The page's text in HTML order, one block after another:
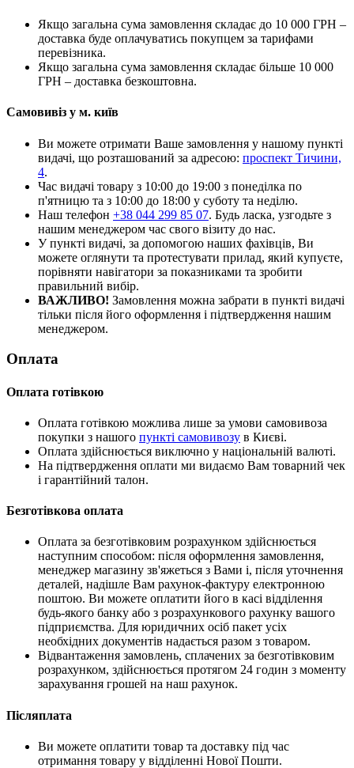
Якщо загальна сума замовлення складає до 10 000 ГРН –
доставка буде оплачуватись покупцем за тарифами
перевізника.
Якщо загальна сума замовлення складає більше 10 000
ГРН – доставка безкоштовна.
Самовивіз у м. київ
Ви можете отримати Ваше замовлення у нашому пункті
видачі, що розташований за адресою: проспект Тичини,
4.
Час видачі товару з 10:00 до 19:00 з понеділка по
п'ятницю та з 10:00 до 18:00 у суботу та неділю.
Наш телефон +38 044 299 85 07. Будь ласка, узгодьте з
нашим менеджером час свого візиту до нас.
У пункті видачі, за допомогою наших фахівців, Ви
можете оглянути та протестувати прилад, який купуєте,
порівняти навігатори за показниками та зробити
правильний вибір.
ВАЖЛИВО! Замовлення можна забрати в пункті видачі
тільки після його оформлення і підтвердження нашим
менеджером.
Оплата
Оплата готівкою
Оплата готівкою можлива лише за умови самовивоза
покупки з нашого пункті самовивозу в Києві.
Оплата здійснюється виключно у національній валюті.
На підтвердження оплати ми видаємо Вам товарний чек
і гарантійний талон.
Безготівкова оплата
Оплата за безготівковим розрахунком здійснюється
наступним способом: після оформлення замовлення,
менеджер магазину зв'яжеться з Вами і, після уточнення
деталей, надішле Вам рахунок-фактуру електронною
поштою. Ви можете оплатити його в касі відділення
будь-якого банку або з розрахункового рахунку вашого
підприємства. Для юридичних осіб пакет усіх
необхідних документів надається разом з товаром.
Відвантаження замовлень, сплачених за безготівковим
розрахунком, здійснюється протягом 24 годин з моменту
зарахування грошей на наш рахунок.
Післяплата
Ви можете оплатити товар та доставку під час
отримання товару у відділенні Нової Пошти.